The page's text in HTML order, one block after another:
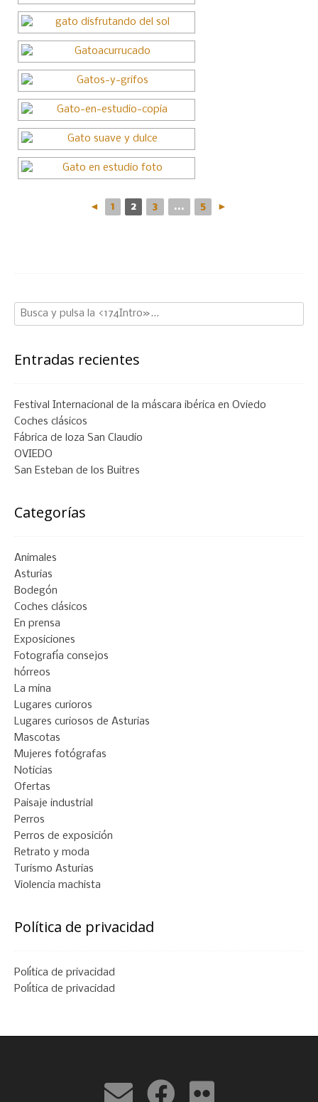
◄ 1 2 3 ... 5 ►
Entradas recientes
Festival Internacional de la máscara ibérica en Oviedo
Coches clásicos
Fábrica de loza San Claudio
OVIEDO
San Esteban de los Buitres
Categorías
Animales
Asturias
Bodegón
Coches clásicos
En prensa
Exposiciones
Fotografía consejos
hórreos
La mina
Lugares curioros
Lugares curiosos de Asturias
Mascotas
Mujeres fotógrafas
Noticias
Ofertas
Paisaje industrial
Perros
Perros de exposición
Retrato y moda
Turismo Asturias
Violencia machista
Política de privacidad
Política de privacidad
Política de privacidad